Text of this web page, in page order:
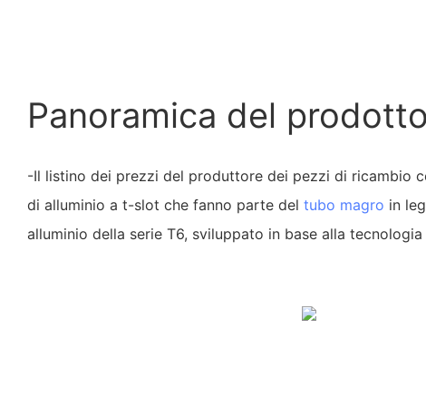
Panoramica del prodotto
-Il listino dei prezzi del produttore dei pezzi di ricambio
di alluminio a t-slot che fanno parte del tubo magro in
alluminio della serie T6, sviluppato in base alla